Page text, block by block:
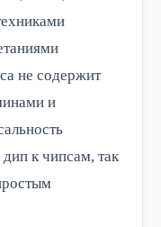
не содержит
и
дип к чипсам, так